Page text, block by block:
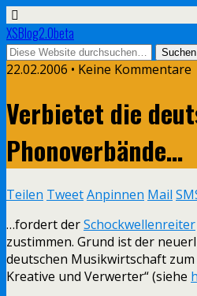
XSBlog2.0beta
22.02.2006 • Keine Kommentare
Verbietet die
Phonoverbände…
Teilen TweetAnpinnen Mail
…fordert derSchockwellenreiter
zustimmen. Grund ist der
deutschen Musikwirtschaft
Kreative und Verwerter“ (siehe